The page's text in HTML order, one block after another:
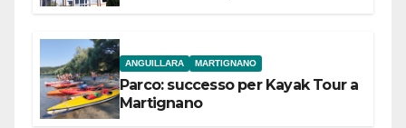
ANGUILLARA MARTIGNANO
Parco: successo per Kayak Tour a
Martignano